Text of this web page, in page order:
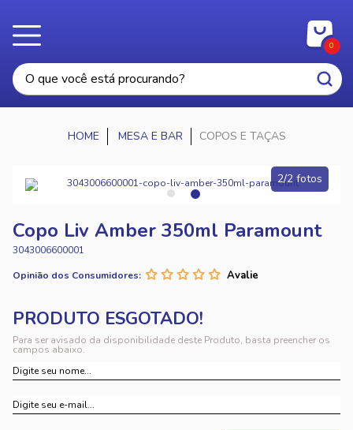
0
MESA E BAR COPOS E TAÇAS
2/2 fotos
Copo Liv Amber 350ml Paramount
3043006600001
Opinião dos Consumidores:
Para ser avisado da disponibilidade deste Produto, basta preencher os
campos abaixo.